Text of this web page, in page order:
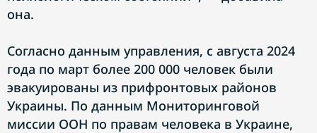
она.
Согласно данным управления, с августа 2024
года по март более 200 000 человек были
эвакуированы из прифронтовых районов
Украины. По данным Мониторинговой
миссии ООН по правам человека в Украине,